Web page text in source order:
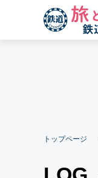
トップページ